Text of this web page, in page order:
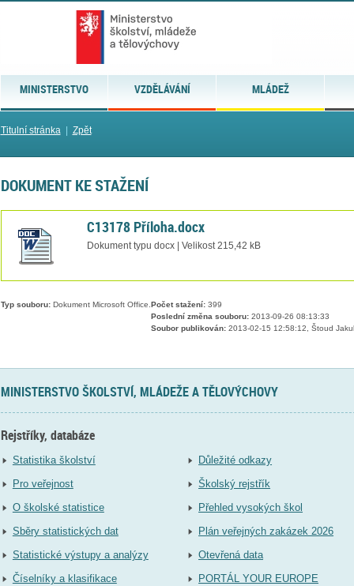
MINISTERSTVO VZDĚLÁVÁNÍ MLÁDEŽ
Titulní stránka| Zpět
DOKUMENT KE STAŽENÍ
C13178 Příloha.docx
Dokument typu docx | Velikost 215,42 kB
Typ souboru:Dokument Microsoft Office. Počet stažení:399
Poslední změna souboru:2013-09-26 08:13:33
Soubor publikován:2013-02-15 12:58:12, Štoud
MINISTERSTVO ŠKOLSTVÍ, MLÁDEŽE A TĚLOVÝCHOVY
Rejstříky, databáze
Statistika školství
Pro veřejnost
O školské statistice
Sběry statistických dat
Statistické výstupy a analýzy
Číselníky a klasifikace
Důležité odkazy
Školský rejstřík
Přehled vysokých škol
Plán veřejných zakázek 2026
Otevřená data
PORTÁL YOUR EUROPE